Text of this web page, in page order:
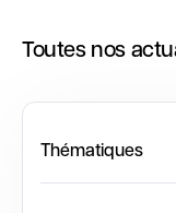
Toutes nos
Thématiques